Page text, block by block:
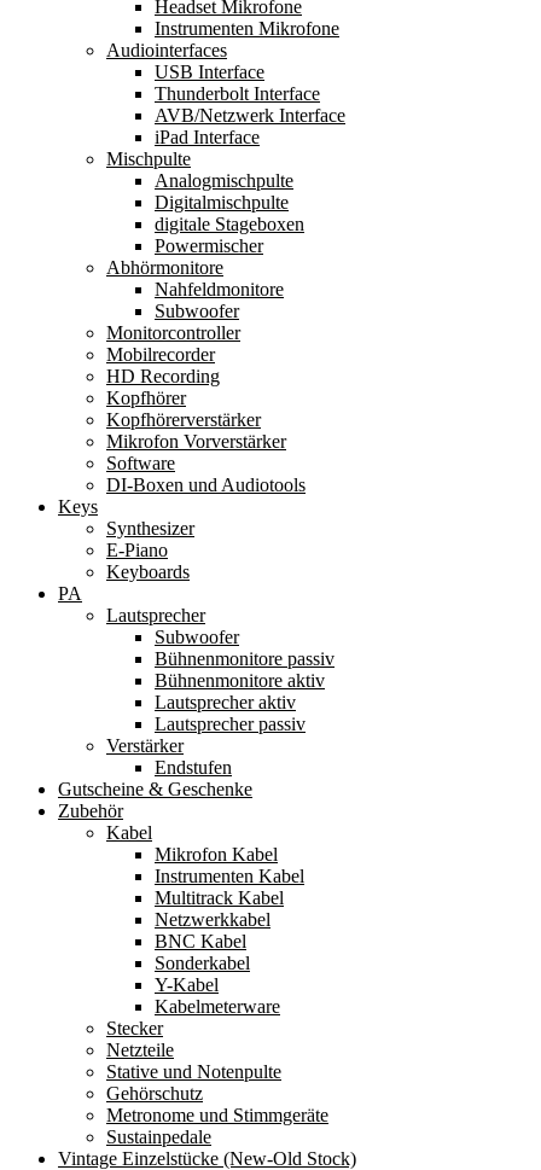
Headset Mikrofone
Instrumenten Mikrofone
Audiointerfaces
USB Interface
Thunderbolt Interface
AVB/Netzwerk Interface
iPad Interface
Mischpulte
Analogmischpulte
Digitalmischpulte
digitale Stageboxen
Powermischer
Abhörmonitore
Nahfeldmonitore
Subwoofer
Monitorcontroller
Mobilrecorder
HD Recording
Kopfhörer
Kopfhörerverstärker
Mikrofon Vorverstärker
Software
DI-Boxen und Audiotools
Keys
Synthesizer
E-Piano
Keyboards
PA
Lautsprecher
Subwoofer
Bühnenmonitore passiv
Bühnenmonitore aktiv
Lautsprecher aktiv
Lautsprecher passiv
Verstärker
Endstufen
Gutscheine & Geschenke
Zubehör
Kabel
Mikrofon Kabel
Instrumenten Kabel
Multitrack Kabel
Netzwerkkabel
BNC Kabel
Sonderkabel
Y-Kabel
Kabelmeterware
Stecker
Netzteile
Stative und Notenpulte
Gehörschutz
Metronome und Stimmgeräte
Sustainpedale
Vintage Einzelstücke (New-Old Stock)